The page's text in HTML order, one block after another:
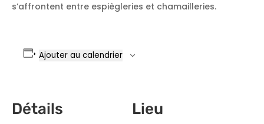
s’affrontent entre espiègleries et chamailleries.
Ajouter au calendrier
Détails Lieu